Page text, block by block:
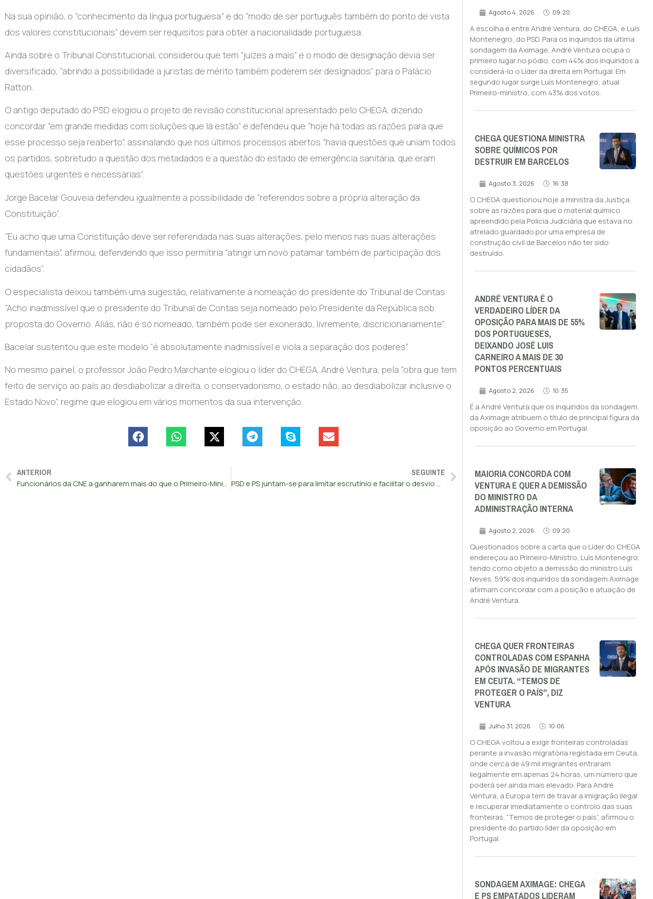
Na sua opinião, o “conhecimento da língua portuguesa” e do “modo de ser português também do ponto de vista
dos valores constitucionais” devem ser requisitos para obter a nacionalidade portuguesa.
Ainda sobre o Tribunal Constitucional, considerou que tem “juízes a mais” e o modo de designação devia ser
diversificado, “abrindo a possibilidade a juristas de mérito também poderem ser designados” para o Palácio
Ratton.
O antigo deputado do PSD elogiou o projeto de revisão constitucional apresentado pelo CHEGA, dizendo
concordar “em grande medidas com soluções que lá estão” e defendeu que “hoje há todas as razões para que
esse processo seja reaberto”, assinalando que nos últimos processos abertos “havia questões que uniam todos
os partidos, sobretudo a questão dos metadados e a questão do estado de emergência sanitária, que eram
questões urgentes e necessárias”.
Jorge Bacelar Gouveia defendeu igualmente a possibilidade de “referendos sobre a própria alteração da
Constituição”.
“Eu acho que uma Constituição deve ser referendada nas suas alterações, pelo menos nas suas alterações
fundamentais”, afirmou, defendendo que isso permitiria “atingir um novo patamar também de participação dos
cidadãos”.
O especialista deixou também uma sugestão, relativamente à nomeação do presidente do Tribunal de Contas:
“Acho inadmissível que o presidente do Tribunal de Contas seja nomeado pelo Presidente da República sob
proposta do Governo. Aliás, não é só nomeado, também pode ser exonerado, livremente, discricionariamente”.
Bacelar sustentou que este modelo “é absolutamente inadmissível e viola a separação dos poderes”.
No mesmo painel, o professor João Pedro Marchante elogiou o líder do CHEGA, André Ventura, pela “obra que tem
feito de serviço ao país ao desdiabolizar a direita, o conservadorismo, o estado não, ao desdiabolizar inclusive o
Estado Novo”, regime que elogiou em vários momentos da sua intervenção.
ANTERIOR
Funcionários da CNE a ganharem mais do que o Primeiro-Ministro? “A verdadeira bandalheira num país em que se paga tão mal”, diz Ventura
SEGUINTE
PSD e PS juntam-se para limitar escrutínio e facilitar o desvio de dinheiro público
Agosto 4, 2026 09:20
A escolha é entre André Ventura, do CHEGA, e Luís
Montenegro, do PSD. Para os inquiridos da última
sondagem da Aximage, André Ventura ocupa o
primeiro lugar no pódio, com 44% dos inquiridos a
considerá-lo o Líder da direita em Portugal. Em
segundo lugar surge Luís Montenegro, atual
Primeiro-ministro, com 43% dos votos.
CHEGA QUESTIONA MINISTRA
SOBRE QUÍMICOS POR
DESTRUIR EM BARCELOS
Agosto 3, 2026 16:38
O CHEGA questionou hoje a ministra da Justiça
sobre as razões para que o material químico
apreendido pela Polícia Judiciária que estava no
atrelado guardado por uma empresa de
construção civil de Barcelos não ter sido
destruído.
ANDRÉ VENTURA É O
VERDADEIRO LÍDER DA
OPOSIÇÃO PARA MAIS DE 55%
DOS PORTUGUESES,
DEIXANDO JOSÉ LUIS
CARNEIRO A MAIS DE 30
PONTOS PERCENTUAIS
Agosto 2, 2026 10:35
É a André Ventura que os inquiridos da sondagem
da Aximage atribuem o título de principal figura da
oposição ao Governo em Portugal.
MAIORIA CONCORDA COM
VENTURA E QUER A DEMISSÃO
DO MINISTRO DA
ADMINISTRAÇÃO INTERNA
Agosto 2, 2026 09:20
Questionados sobre a carta que o Líder do CHEGA
endereçou ao Primeiro-Ministro, Luís Montenegro,
tendo como objeto a demissão do ministro Luís
Neves, 59% dos inquiridos da sondagem Aximage
afirmam concordar com a posição e atuação de
André Ventura.
CHEGA QUER FRONTEIRAS
CONTROLADAS COM ESPANHA
APÓS INVASÃO DE MIGRANTES
EM CEUTA. “TEMOS DE
PROTEGER O PAÍS”, DIZ
VENTURA
Julho 31, 2026 10:06
O CHEGA voltou a exigir fronteiras controladas
perante a invasão migratória registada em Ceuta,
onde cerca de 49 mil imigrantes entraram
ilegalmente em apenas 24 horas, um número que
poderá ser ainda mais elevado. Para André
Ventura, a Europa tem de travar a imigração ilegal
e recuperar imediatamente o controlo das suas
fronteiras. “Temos de proteger o país”, afirmou o
presidente do partido líder da oposição em
Portugal.
SONDAGEM AXIMAGE: CHEGA